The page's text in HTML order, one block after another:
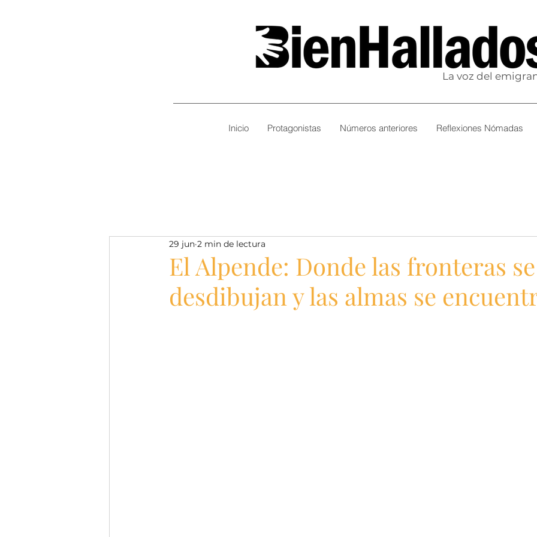
La voz del
Inicio Protagonistas Números anteriores Reflexiones Nómadas
El Alpende: Donde las fronteras se
desdibujan y las almas se
29 jun 2 min de lectura